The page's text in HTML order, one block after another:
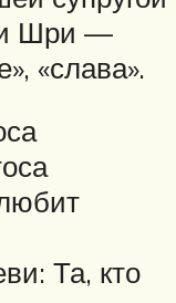
Шри —
«слава».
Та, кто